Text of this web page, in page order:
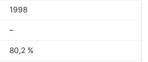
1998
–
80,2 %